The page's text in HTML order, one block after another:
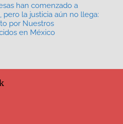
han comenzado a
pero la justicia aún no llega:
por Nuestros
en México